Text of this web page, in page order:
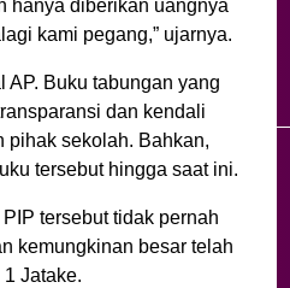
hanya diberikan uangnya
kami pegang,” ujarnya.
Buku tabungan yang
dan kendali
pihak sekolah. Bahkan,
tersebut hingga saat ini.
tersebut tidak pernah
kemungkinan besar telah
Jatake.